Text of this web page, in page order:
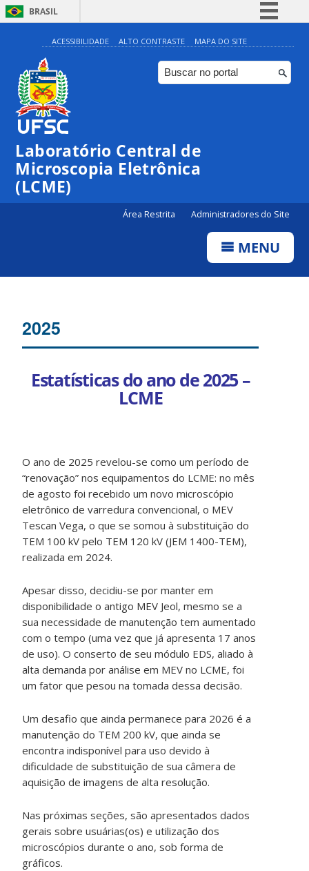
BRASIL
Simplifique!
Comunica BR
Participe
ACESSIBILIDADE ALTO CONTRASTE MAPA DO SITE
Laboratório Central de
Microscopia Eletrônica
(LCME)
Área Restrita Administradores do Site
MENU
2025
Estatísticas do ano de 2025 –
LCME
O ano de 2025 revelou-se como um período de
“renovação” nos equipamentos do LCME: no mês
de agosto foi recebido um novo microscópio
eletrônico de varredura convencional, o MEV
Tescan Vega, o que se somou à substituição do
TEM 100 kV pelo TEM 120 kV (JEM 1400-TEM),
realizada em 2024.
Apesar disso, decidiu-se por manter em
disponibilidade o antigo MEV Jeol, mesmo se a
sua necessidade de manutenção tem aumentado
com o tempo (uma vez que já apresenta 17 anos
de uso). O conserto de seu módulo EDS, aliado à
alta demanda por análise em MEV no LCME, foi
um fator que pesou na tomada dessa decisão.
Um desafio que ainda permanece para 2026 é a
manutenção do TEM 200 kV, que ainda se
encontra indisponível para uso devido à
dificuldade de substituição de sua câmera de
aquisição de imagens de alta resolução.
Nas próximas seções, são apresentados dados
gerais sobre usuárias(os) e utilização dos
microscópios durante o ano, sob forma de
gráficos.